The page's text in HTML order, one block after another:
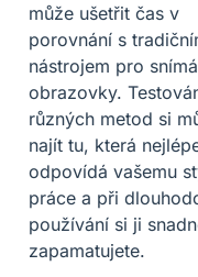
může ušetřit čas v
porovnání s
nástrojem pro
obrazovky.
různých metod si
najít tu, která
odpovídá vašemu
práce a při
používání si ji
zapamatujete.